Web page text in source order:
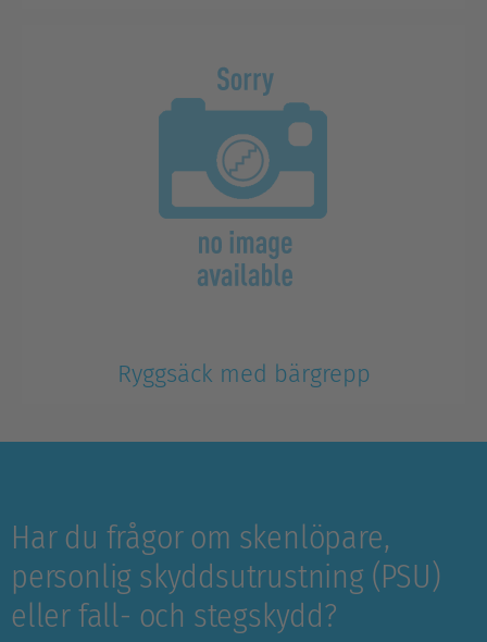
Ryggsäck med bärgrepp
Har du frågor om skenlöpare,
personlig skyddsutrustning (PSU)
eller fall- och stegskydd?